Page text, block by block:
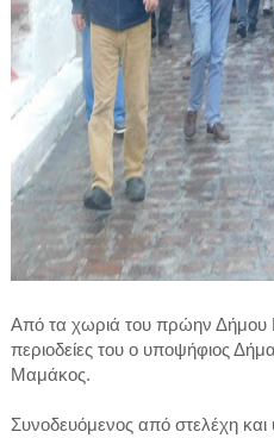
Από τα χωριά του πρώην Δήμου
περιοδείες του ο υποψήφιος
Μαμάκος.
Συνοδευόμενος από στελέχη